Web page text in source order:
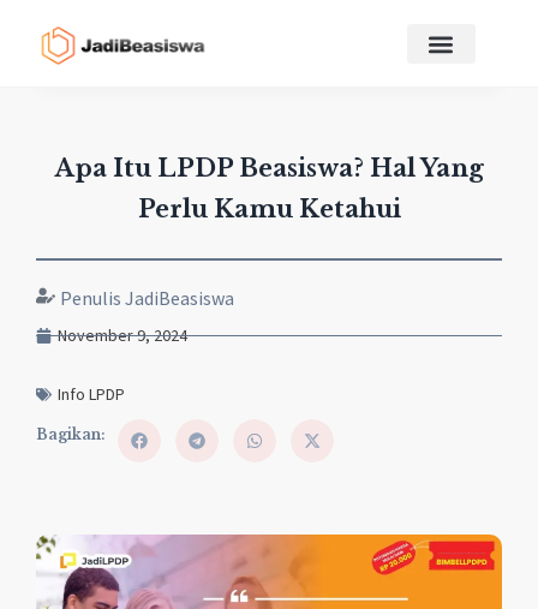
Penulis JadiBeasiswa
November 9, 2024
Info LPDP
Bagikan:
Apa Itu LPDP Beasiswa? Hal Yang
Perlu Kamu Ketahui